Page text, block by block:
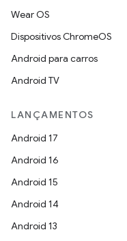
Wear OS
Dispositivos ChromeOS
Android para carros
Android TV
LANÇAMENTOS
Android 17
Android 16
Android 15
Android 14
Android 13